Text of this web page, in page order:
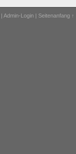
| Admin-Login | Seitenanfang ↑